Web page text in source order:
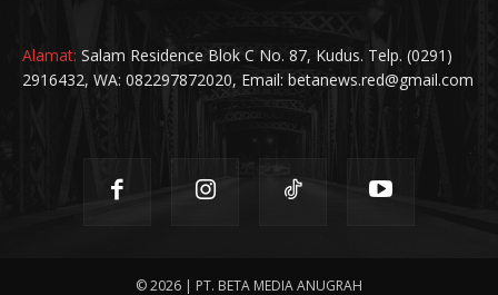
Alamat: Salam Residence Blok C No. 87, Kudus. Telp. (0291)
2916432, WA: 082297872020, Email: betanews.red@gmail.com
© 2026 | PT. BETA MEDIA ANUGRAH